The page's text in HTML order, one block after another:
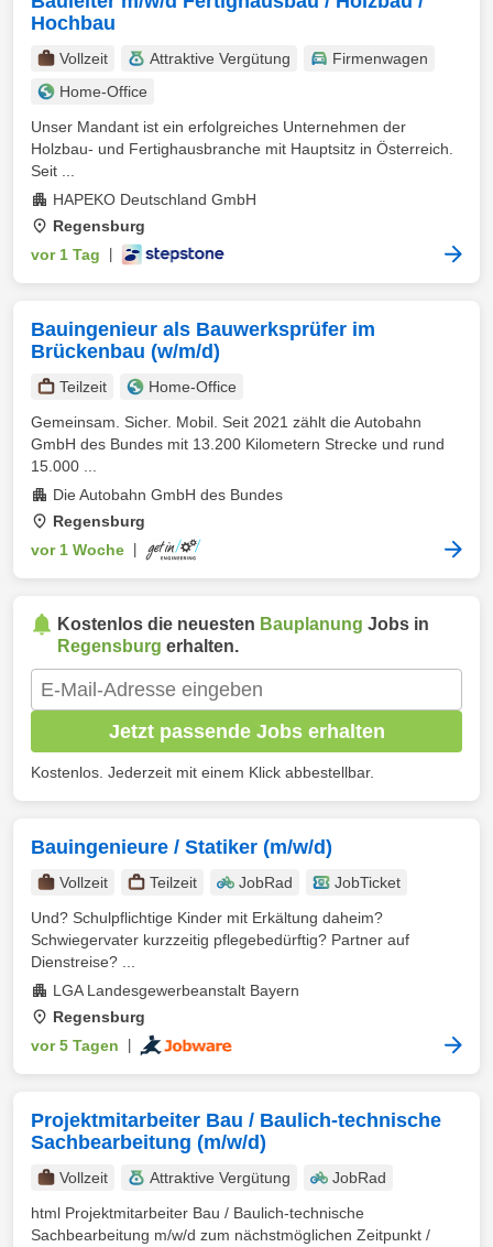
Hochbau
Vollzeit Attraktive Vergütung
Firmenwagen
Home-Office
Unser Mandant ist ein erfolgreiches Unternehmen der
Holzbau- und Fertighausbranche mit Hauptsitz in Österreich.
Seit ...
HAPEKO Deutschland GmbH
Regensburg
vor 1 Tag
Bauingenieur als Bauwerksprüfer im
Brückenbau (w/m/d)
Teilzeit
Home-Office
Gemeinsam. Sicher. Mobil. Seit 2021 zählt die Autobahn
GmbH des Bundes mit 13.200 Kilometern Strecke und rund
15.000 ...
Die Autobahn GmbH des Bundes
Regensburg
vor 1 Woche
Kostenlos die neuesten Bauplanung Jobs in
Regensburg erhalten.
Jetzt passende Jobs erhalten
Kostenlos. Jederzeit mit einem Klick abbestellbar.
Bauingenieure / Statiker (m/w/d)
Vollzeit Teilzeit JobRad
JobTicket
Und? Schulpflichtige Kinder mit Erkältung daheim?
Schwiegervater kurzzeitig pflegebedürftig? Partner auf
Dienstreise? ...
LGA Landesgewerbeanstalt Bayern
Regensburg
vor 5 Tagen
Projektmitarbeiter Bau / Baulich-technische
Sachbearbeitung (m/w/d)
Vollzeit Attraktive Vergütung
JobRad
html Projektmitarbeiter Bau / Baulich-technische
Sachbearbeitung m/w/d zum nächstmöglichen Zeitpunkt /